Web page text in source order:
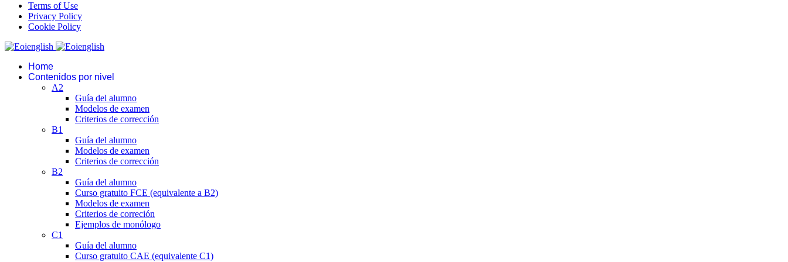
Terms of Use
Privacy Policy
Cookie Policy
Home
Contenidos por nivel
A2
Guía del alumno
Modelos de examen
Criterios de corrección
B1
Guía del alumno
Modelos de examen
Criterios de corrección
B2
Guía del alumno
Curso gratuito FCE (equivalente a B2)
Modelos de examen
Criterios de correción
Ejemplos de monólogo
C1
Guía del alumno
Curso gratuito CAE (equivalente C1)